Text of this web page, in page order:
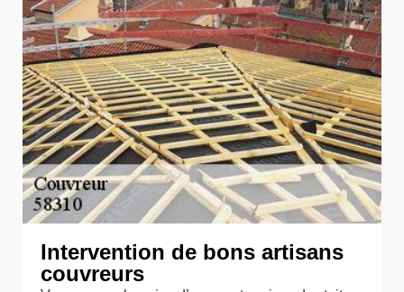
Intervention de bons artisans
couvreurs